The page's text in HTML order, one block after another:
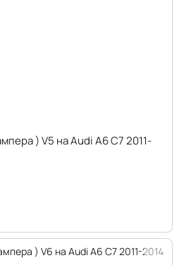
) V5 на Audi A6 C7 2011-